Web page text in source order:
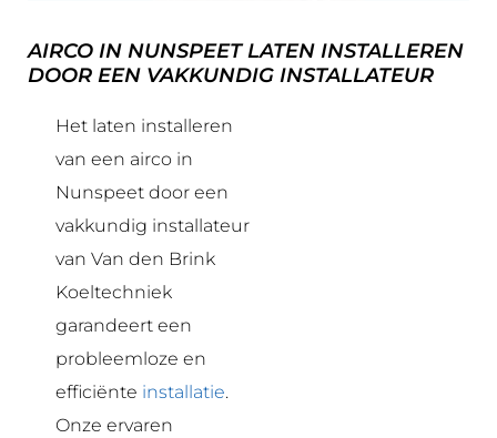
AIRCO IN NUNSPEET LATEN INSTALLEREN
DOOR EEN VAKKUNDIG INSTALLATEUR
Het laten installeren
van een airco in
Nunspeet door een
vakkundig installateur
van Van den Brink
Koeltechniek
garandeert een
probleemloze en
efficiënte installatie.
Onze ervaren